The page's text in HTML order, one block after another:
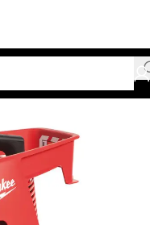
Dulkių siurbliai